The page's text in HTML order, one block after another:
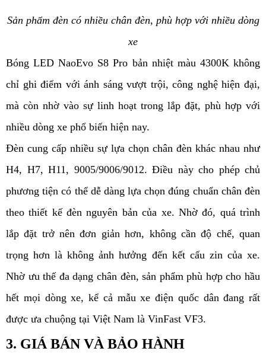
Sản phẩm đèn có nhiều chân đèn, phù hợp với nhiều dòng
xe
Bóng LED NaoEvo S8 Pro bản nhiệt màu 4300K không
chỉ ghi điểm với ánh sáng vượt trội, công nghệ hiện đại,
mà còn nhờ vào sự linh hoạt trong lắp đặt, phù hợp với
nhiều dòng xe phổ biến hiện nay.
Đèn cung cấp nhiều sự lựa chọn chân đèn khác nhau như
H4, H7, H11, 9005/9006/9012. Điều này cho phép chủ
phương tiện có thể dễ dàng lựa chọn đúng chuẩn chân đèn
theo thiết kế đèn nguyên bản của xe. Nhờ đó, quá trình
lắp đặt trở nên đơn giản hơn, không cần độ chế, quan
trọng hơn là không ảnh hưởng đến kết cấu zin của xe.
Nhờ ưu thế đa dạng chân đèn, sản phẩm phù hợp cho hầu
hết mọi dòng xe, kể cả mẫu xe điện quốc dân đang rất
được ưa chuộng tại Việt Nam là VinFast VF3.
3. GIÁ BÁN VÀ BẢO HÀNH